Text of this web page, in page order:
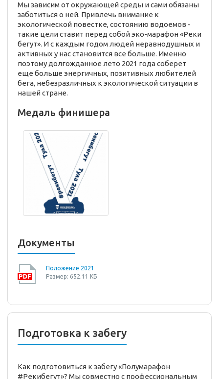
Мы зависим от окружающей среды и сами обязаны
заботиться о ней. Привлечь внимание к
экологической повестке, состоянию водоемов -
такие цели ставит перед собой эко-марафон «Реки
бегут». И с каждым годом людей неравнодушных и
активных у нас становится все больше. Именно
поэтому долгожданное лето 2021 года соберет
еще больше энергичных, позитивных любителей
бега, небезразличных к экологической ситуации в
нашей стране.
Медаль финишера
Документы
Положение 2021
Размер: 652.11 КБ
Подготовка к забегу
Как подготовиться к забегу «Полумарафон
#Рекибегут»? Мы совместно с профессиональным